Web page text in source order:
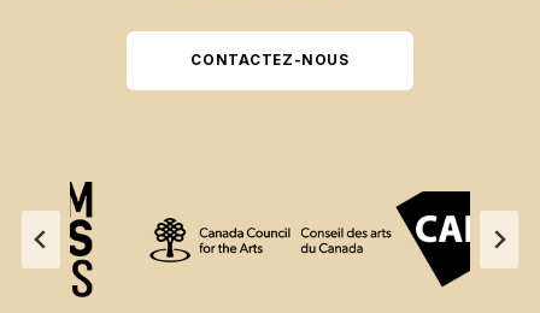
CONTACTEZ-NOUS